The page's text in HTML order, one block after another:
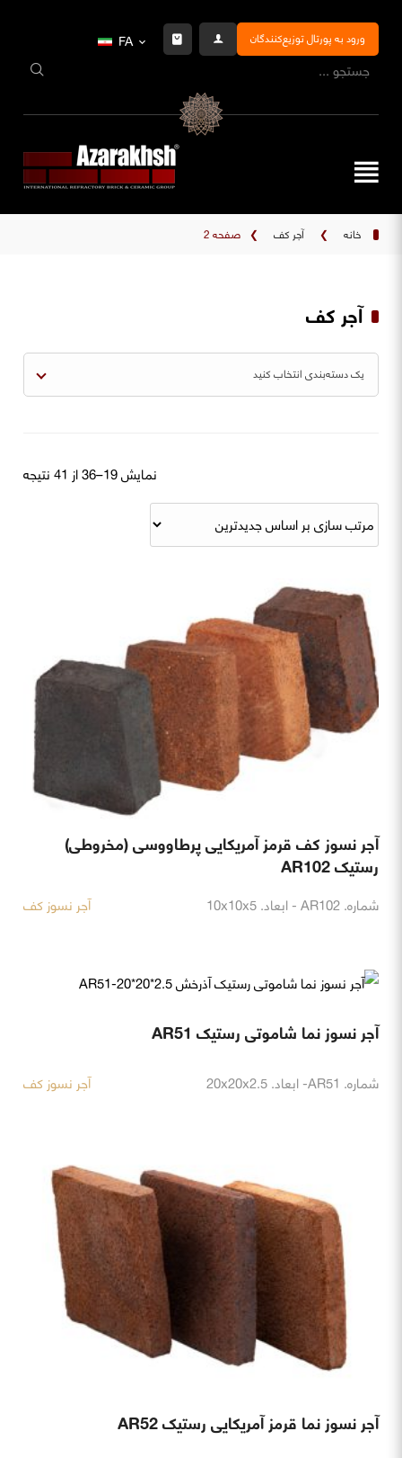
ورود به پورتال توزیع‌کنندگان FA
خانه ❯ آجر کف ❯ صفحه 2
آجر کف
یک دسته‌بندی انتخاب کنید
نمایش 19–36 از 41 نتیجه
آجر نسوز کف قرمز آمریکایی پرطاووسی (مخروطی)
رستیک AR102
شماره. AR102 - ابعاد. 10x10x5 آجر نسوز کف
آجر نسوز نما شاموتی رستیک AR51
شماره. AR51- ابعاد. 20x20x2.5 آجر نسوز کف
آجر نسوز نما قرمز آمریکایی رستیک AR52